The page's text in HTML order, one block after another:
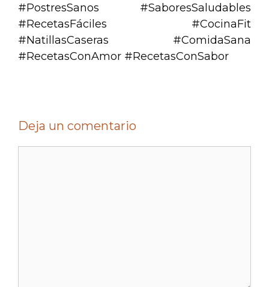
#PostresSanos #SaboresSaludables
#RecetasFáciles #CocinaFit
#NatillasCaseras #ComidaSana
#RecetasConAmor #RecetasConSabor
Deja un comentario